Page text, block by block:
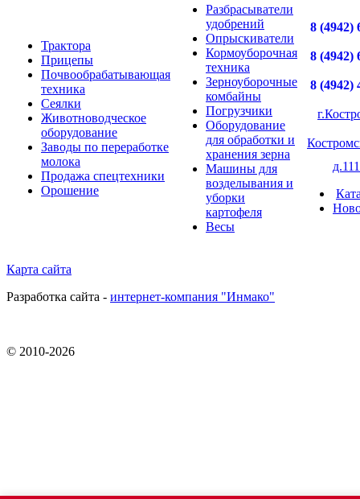
Трактора
Прицепы
Почвообрабатывающая
техника
Сеялки
Животноводческое
оборудование
Заводы по переработке
молока
Продажа спецтехники
Орошение
Разбрасыватели
удобрений
Опрыскиватели
Кормоуборочная
техника
Зерноуборочные
комбайны
Погрузчики
Оборудование
для обработки и
хранения зерна
Машины для
возделывания и
уборки
картофеля
Весы
8 (4942)
8 (4942)
8 (4942)
д.111
Карта сайта
Разработка сайта - интернет-компания "Инмако"
© 2010-2026